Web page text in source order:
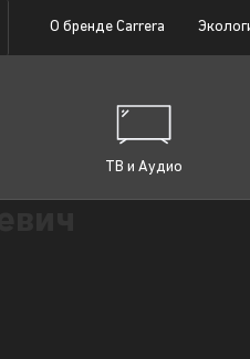
О бренде Carrera
ТВ и Аудио